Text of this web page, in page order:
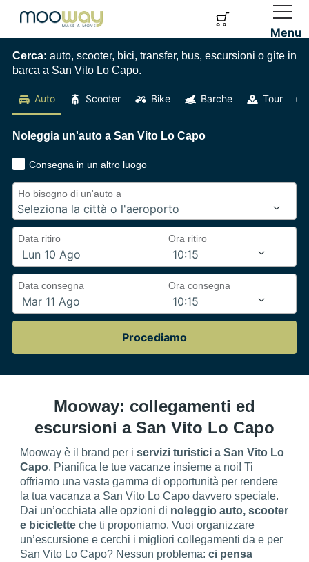
Menu
Cerca: auto, scooter, bici, transfer, bus, escursioni o gite in
barca a San Vito Lo Capo.
Auto Scooter Bike Barche Tour
Noleggia un'auto a San Vito Lo Capo
Consegna in un altro luogo
Ho bisogno di un'auto a
Data ritiro Ora ritiro
Data consegna Ora consegna
Procediamo
Mooway: collegamenti ed
escursioni a San Vito Lo Capo
Mooway è il brand per iservizi turistici a San Vito Lo
Capo. Pianifica le tue vacanze insieme a noi! Ti
offriamo una vasta gamma di opportunità per rendere
la tua vacanza a San Vito Lo Capo davvero speciale.
Dai un’occhiata alle opzioni di noleggio auto, scooter
e biciclette che ti proponiamo. Vuoi organizzare
un’escursione e cerchi i migliori collegamenti da e per
San Vito Lo Capo? Nessun problema:ci pensa